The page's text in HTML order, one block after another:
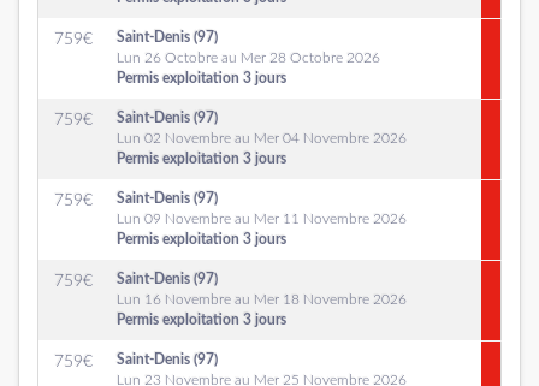
759€
Saint-Denis (97)
Lun 26 Octobre au Mer 28 Octobre 2026
Permis exploitation 3 jours
759€
Saint-Denis (97)
Lun 02 Novembre au Mer 04 Novembre 2026
Permis exploitation 3 jours
759€
Saint-Denis (97)
Lun 09 Novembre au Mer 11 Novembre 2026
Permis exploitation 3 jours
759€
Saint-Denis (97)
Lun 16 Novembre au Mer 18 Novembre 2026
Permis exploitation 3 jours
759€
Saint-Denis (97)
Lun 23 Novembre au Mer 25 Novembre 2026